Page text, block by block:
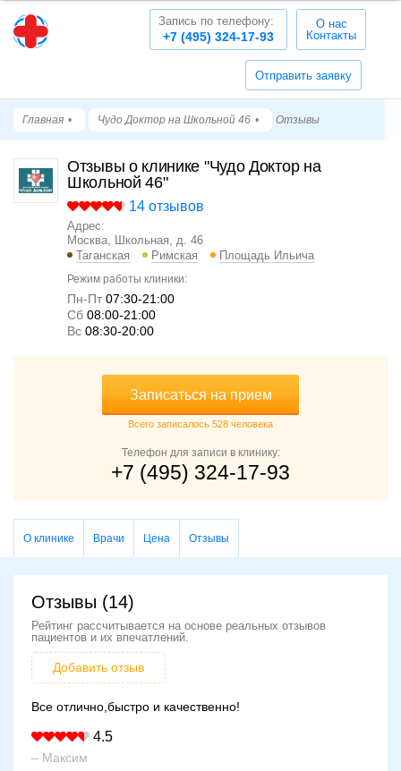
Отправить заявку
+7 (495) 324-17-93
Запись по телефону:
О нас
Контакты
Главная Чудо Доктор на Школьной 46 Отзывы
Отзывы о клинике "Чудо Доктор на
Школьной 46"
14 отзывов
Адрес:
Москва, Школьная, д. 46
Таганская
Римская Площадь Ильича
Режим работы клиники:
Пн-Пт 07:30-21:00
Cб 08:00-21:00
Вс 08:30-20:00
Записаться на прием
Всего записалось 528 человека
Телефон для записи в клинику:
+7 (495) 324-17-93
О клинике Врачи Цена Отзывы
Отзывы (14)
Рейтинг рассчитывается на основе реальных отзывов
пациентов и их впечатлений.
Добавить отзыв
Все отлично,быстро и качественно!
4.5
– Максим